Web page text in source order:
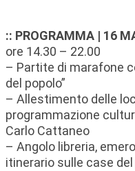
:: PROGRAMMA | 16
ore 14.30 – 22.00
– Partite di marafone
del popolo”
– Allestimento delle
programmazione
Carlo Cattaneo
– Angolo libreria,
itinerario sulle case